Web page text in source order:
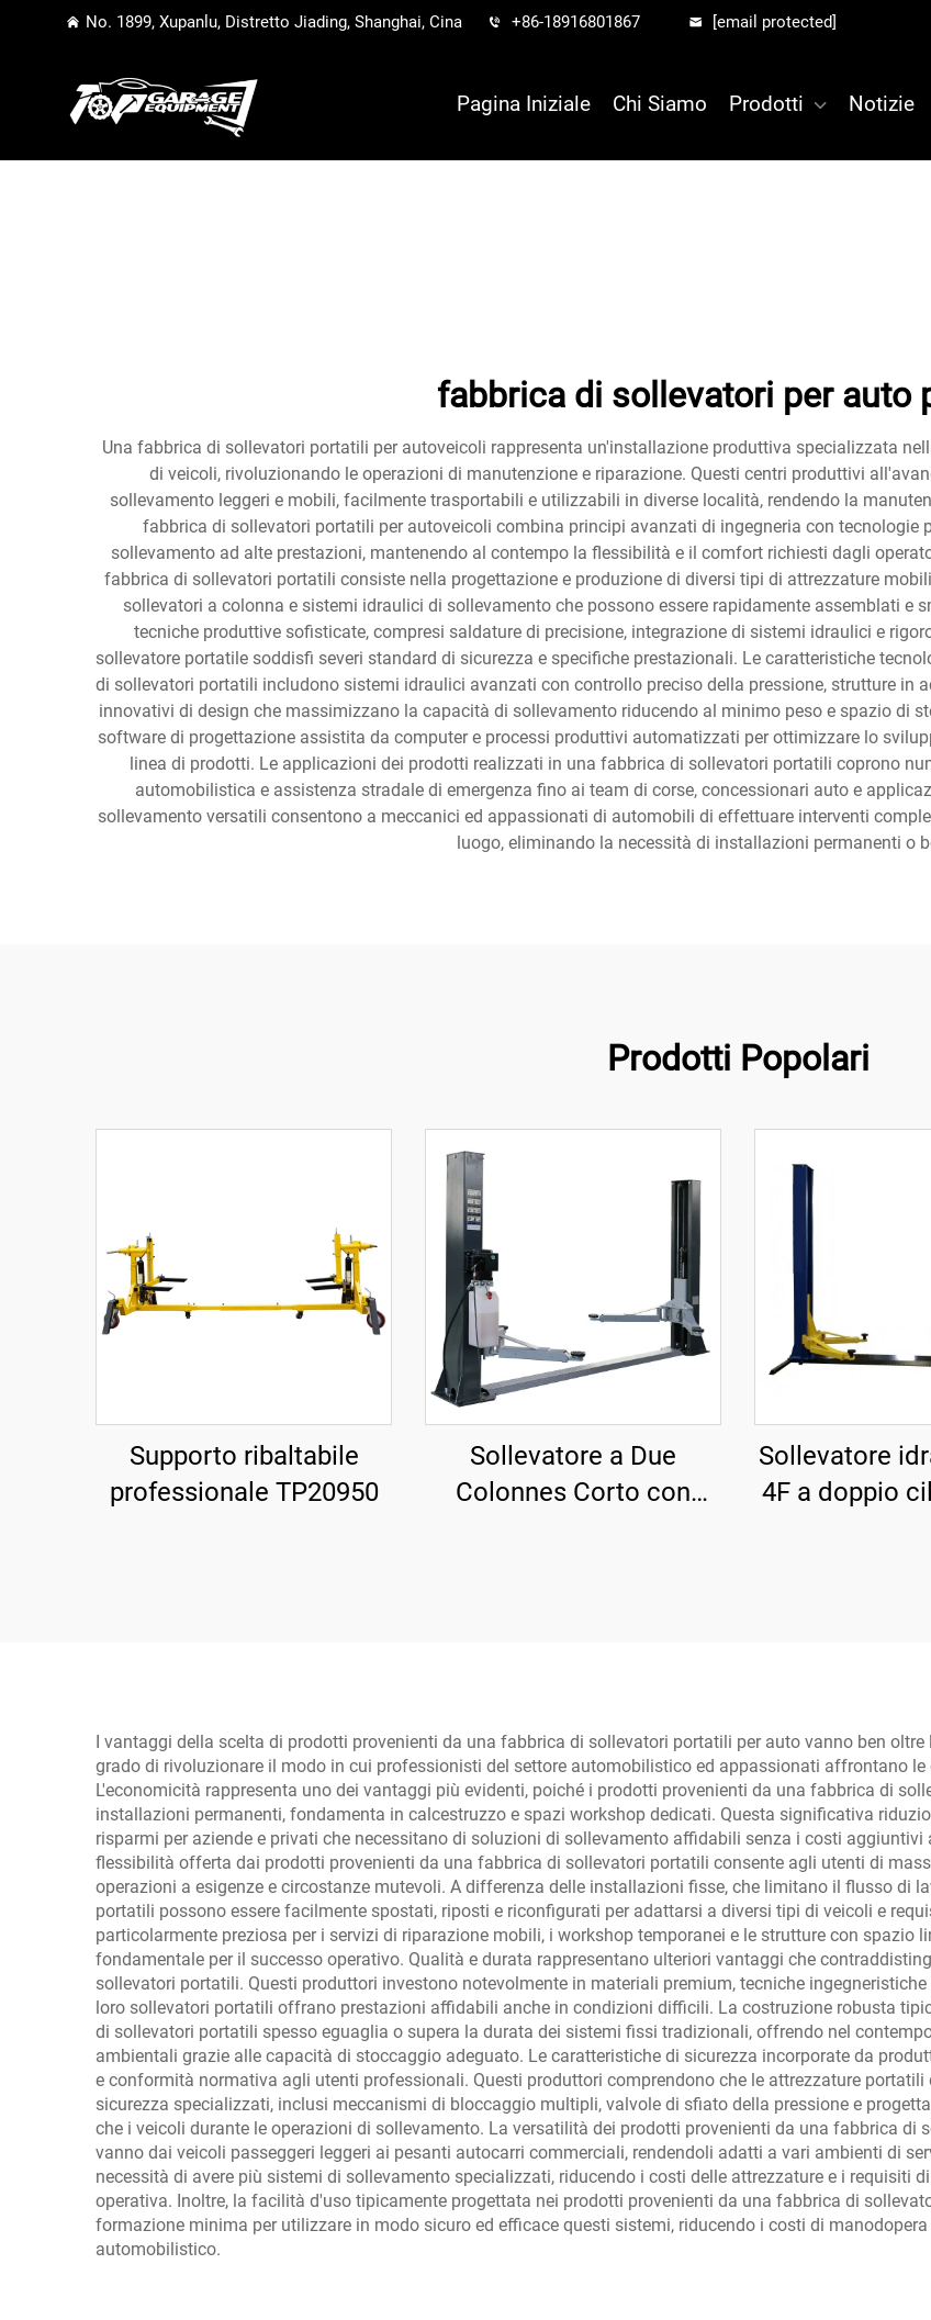
No. 1899, Xupanlu, Distretto Jiading, Shanghai, Cina +86-18916801867 [email protected]
Pagina Iniziale Chi Siamo Prodotti Notizie
fabbrica di sollevatori per auto
Una fabbrica di sollevatori portatili per autoveicoli rappresenta un'installazione produttiva specializzata
di veicoli, rivoluzionando le operazioni di manutenzione e riparazione. Questi centri produttivi
sollevamento leggeri e mobili, facilmente trasportabili e utilizzabili in diverse località, rendendo la
fabbrica di sollevatori portatili per autoveicoli combina principi avanzati di ingegneria con tecnologie
sollevamento ad alte prestazioni, mantenendo al contempo la flessibilità e il comfort richiesti dagli
fabbrica di sollevatori portatili consiste nella progettazione e produzione di diversi tipi di attrezzature
sollevatori a colonna e sistemi idraulici di sollevamento che possono essere rapidamente assemblati e
tecniche produttive sofisticate, compresi saldature di precisione, integrazione di sistemi idraulici e
sollevatore portatile soddisfi severi standard di sicurezza e specifiche prestazionali. Le caratteristiche
di sollevatori portatili includono sistemi idraulici avanzati con controllo preciso della pressione, strutture in
innovativi di design che massimizzano la capacità di sollevamento riducendo al minimo peso e spazio di
software di progettazione assistita da computer e processi produttivi automatizzati per ottimizzare lo
linea di prodotti. Le applicazioni dei prodotti realizzati in una fabbrica di sollevatori portatili coprono
automobilistica e assistenza stradale di emergenza fino ai team di corse, concessionari auto e
sollevamento versatili consentono a meccanici ed appassionati di automobili di effettuare interventi
luogo, eliminando la necessità di installazioni permanenti o
Prodotti Popolari
Supporto ribaltabile
professionale TP20950
Sollevatore a Due
Colonnes Corto con
Sollevatore
4F a doppio
I vantaggi della scelta di prodotti provenienti da una fabbrica di sollevatori portatili per auto vanno ben
grado di rivoluzionare il modo in cui professionisti del settore automobilistico ed appassionati affrontano
L'economicità rappresenta uno dei vantaggi più evidenti, poiché i prodotti provenienti da una fabbrica di
installazioni permanenti, fondamenta in calcestruzzo e spazi workshop dedicati. Questa significativa
risparmi per aziende e privati che necessitano di soluzioni di sollevamento affidabili senza i costi
flessibilità offerta dai prodotti provenienti da una fabbrica di sollevatori portatili consente agli utenti di
operazioni a esigenze e circostanze mutevoli. A differenza delle installazioni fisse, che limitano il flusso di
portatili possono essere facilmente spostati, riposti e riconfigurati per adattarsi a diversi tipi di veicoli e
particolarmente preziosa per i servizi di riparazione mobili, i workshop temporanei e le strutture con spazio
fondamentale per il successo operativo. Qualità e durata rappresentano ulteriori vantaggi che
sollevatori portatili. Questi produttori investono notevolmente in materiali premium, tecniche
loro sollevatori portatili offrano prestazioni affidabili anche in condizioni difficili. La costruzione robusta
di sollevatori portatili spesso eguaglia o supera la durata dei sistemi fissi tradizionali, offrendo nel
ambientali grazie alle capacità di stoccaggio adeguato. Le caratteristiche di sicurezza incorporate da
e conformità normativa agli utenti professionali. Questi produttori comprendono che le attrezzature
sicurezza specializzati, inclusi meccanismi di bloccaggio multipli, valvole di sfiato della pressione e
che i veicoli durante le operazioni di sollevamento. La versatilità dei prodotti provenienti da una fabbrica di
vanno dai veicoli passeggeri leggeri ai pesanti autocarri commerciali, rendendoli adatti a vari ambienti di
necessità di avere più sistemi di sollevamento specializzati, riducendo i costi delle attrezzature e i requisiti
operativa. Inoltre, la facilità d'uso tipicamente progettata nei prodotti provenienti da una fabbrica di
formazione minima per utilizzare in modo sicuro ed efficace questi sistemi, riducendo i costi di
automobilistico.